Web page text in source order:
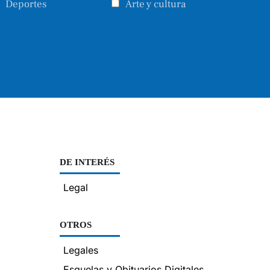
Deportes
Arte y cultura
DE INTERÉS
Legal
OTROS
Legales